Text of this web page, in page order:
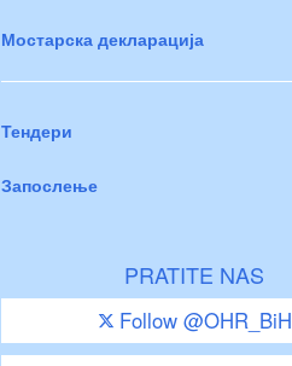
Мостарска декларација
Тендери
Запослење
PRATITE NAS
Follow @OHR_BiH